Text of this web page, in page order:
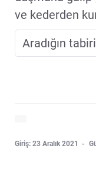
ve kederden
Giriş: 23 Aralık 2021